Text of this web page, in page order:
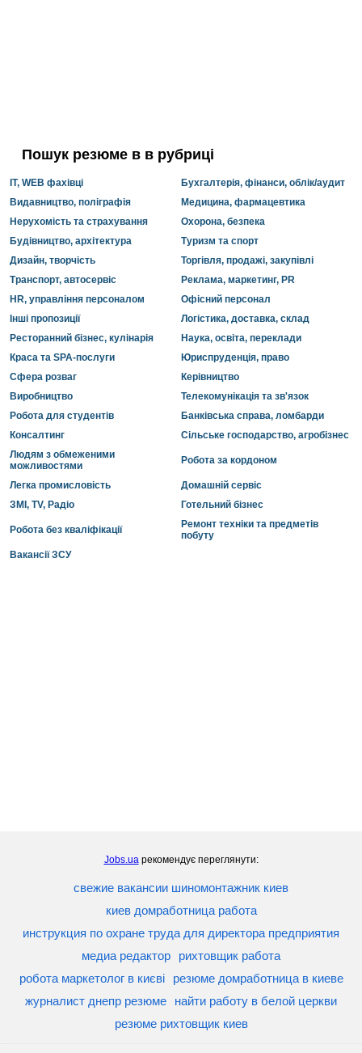
Пошук резюме в в рубриці
IT, WEB фахівці
Бухгалтерія, фінанси, облік/аудит
Видавництво, поліграфія
Медицина, фармацевтика
Нерухомість та страхування
Охорона, безпека
Будівництво, архітектура
Туризм та спорт
Дизайн, творчість
Торгівля, продажі, закупівлі
Транспорт, автосервіс
Реклама, маркетинг, PR
HR, управління персоналом
Офісний персонал
Інші пропозиції
Логістика, доставка, склад
Ресторанний бізнес, кулінарія
Наука, освіта, переклади
Краса та SPA-послуги
Юриспруденція, право
Сфера розваг
Керівництво
Виробництво
Телекомунікація та зв'язок
Робота для студентів
Банківська справа, ломбарди
Консалтинг
Сільське господарство, агробізнес
Людям з обмеженими
можливостями
Робота за кордоном
Легка промисловість
Домашній сервіс
ЗМІ, TV, Радіо
Готельний бізнес
Робота без кваліфікації
Ремонт техніки та предметів
побуту
Вакансії ЗСУ
Jobs.uaрекомендує переглянути:
свежие вакансии шиномонтажник киев
киев домработница работа
инструкция по охране труда для директора предприятия
медиа редактор
рихтовщик работа
робота маркетолог в києві
резюме домработница в киеве
журналист днепр резюме
найти работу в белой церкви
резюме рихтовщик киев